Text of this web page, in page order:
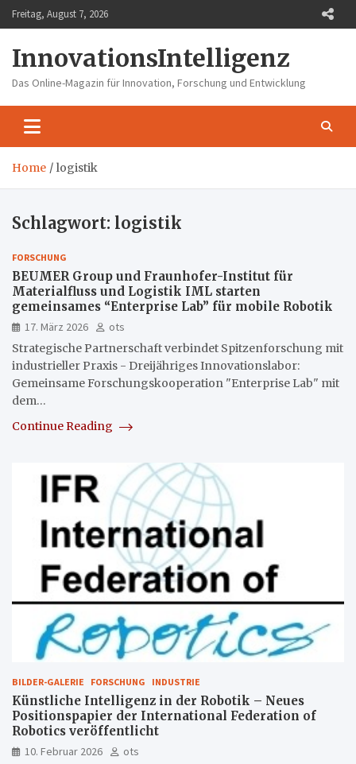
Skip
to
Freitag, August 7, 2026
InnovationsIntelligenz
Das Online-Magazin für Innovation, Forschung und Entwicklung
Home logistik
Schlagwort: logistik
FORSCHUNG
BEUMER Group und Fraunhofer-Institut für
Materialfluss und Logistik IML starten
gemeinsames “Enterprise Lab” für mobile Robotik
17. März 2026
ots
Strategische Partnerschaft verbindet Spitzenforschung mit
industrieller Praxis - Dreijähriges Innovationslabor:
Gemeinsame Forschungskooperation "Enterprise Lab" mit
dem…
Continue Reading
BILDER-GALERIE FORSCHUNG INDUSTRIE
Künstliche Intelligenz in der Robotik – Neues
Positionspapier der International Federation of
Robotics veröffentlicht
10. Februar 2026
ots